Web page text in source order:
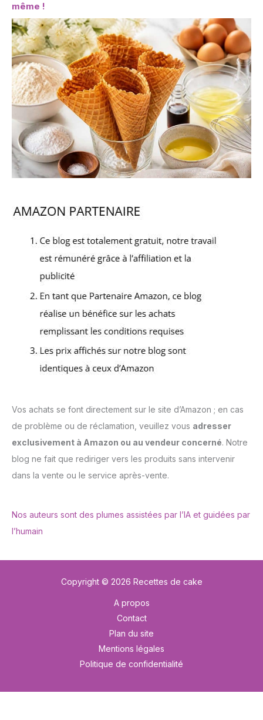
même !
Vos achats se font directement sur le site d’Amazon ; en cas
de problème ou de réclamation, veuillez vous adresser
exclusivement à Amazon ou au vendeur concerné. Notre
blog ne fait que rediriger vers les produits sans intervenir
dans la vente ou le service après-vente.
Nos auteurs sont des plumes assistées par l’IA et guidées par
l’humain
Copyright © 2026 Recettes de cake
A propos
Contact
Plan du site
Mentions légales
Politique de confidentialité